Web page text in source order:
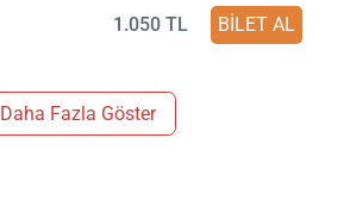
1.050 TL BİLET AL
Daha Fazla Göster